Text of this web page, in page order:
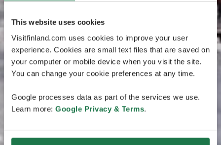
This website uses cookies
Visitfinland.com uses cookies to improve your user
experience. Cookies are small text files that are saved on
your computer or mobile device when you visit the site.
You can change your cookie preferences at any time.
Google processes data as part of the services we use.
Learn more: Google Privacy & Terms.